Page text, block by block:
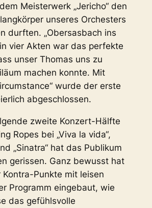
Meisterwerk „Jericho“ den
unseres Orchesters
durften. „Obersasbach ins
vier Akten war das perfekte
unser Thomas uns zu
machen konnte. Mit
wurde der erste
abgeschlossen.
zweite Konzert-Hälfte
Ropes bei „Viva la vida“,
„Sinatra“ hat das Publikum
gerissen. Ganz bewusst hat
Punkte mit leisen
Programm eingebaut, wie
das gefühlsvolle